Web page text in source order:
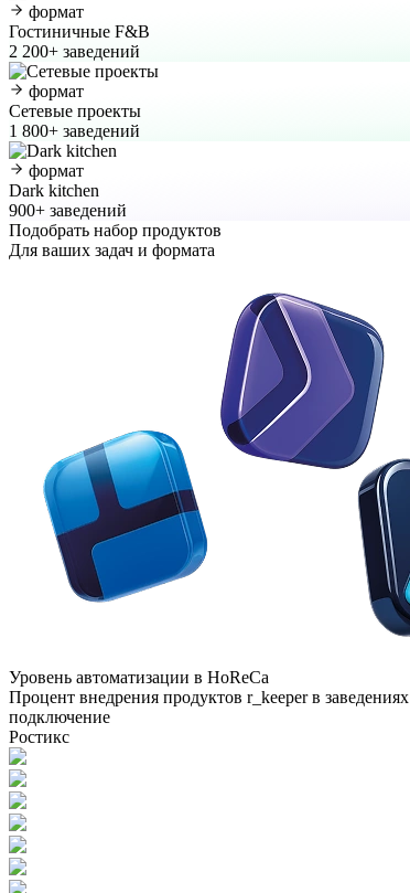
формат
Гостиничные F&B
2 200+ заведений
формат
Сетевые проекты
1 800+ заведений
формат
Dark kitchen
900+ заведений
Подобрать набор продуктов
Для ваших задач и формата
Уровень автоматизации в HoReCa
Процент внедрения продуктов r_keeper в заведениях
подключение
Ростикс